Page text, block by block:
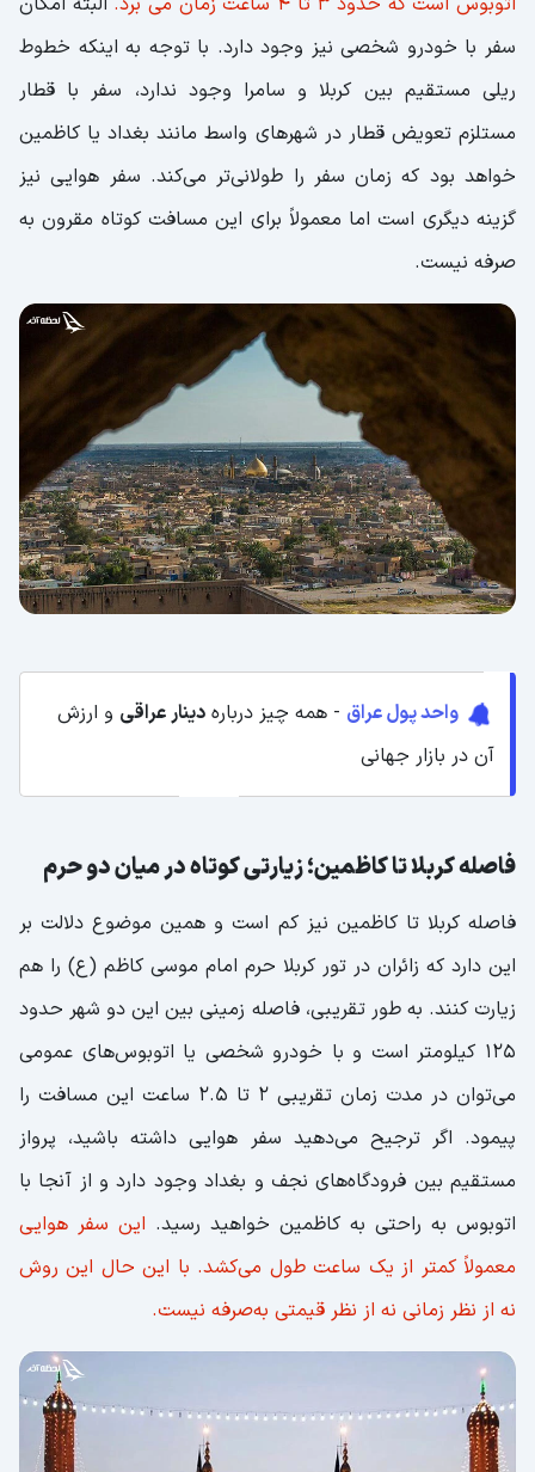
سفر با خودرو شخصی نیز وجود دارد. با توجه به اینکه خطوط
ریلی مستقیم بین کربلا و سامرا وجود ندارد، سفر با قطار
مستلزم تعویض قطار در شهرهای واسط مانند بغداد یا کاظمین
خواهد بود که زمان سفر را طولانی‌تر می‌کند. سفر هوایی نیز
گزینه دیگری است اما معمولاً برای این مسافت کوتاه مقرون به
صرفه نیست.
واحد پول عراق - همه چیز درباره دینار عراقی و ارزش
آن در بازار جهانی
فاصله کربلا تا کاظمین؛ زیارتی کوتاه در میان دو حرم
فاصله کربلا تا کاظمین نیز کم است و همین موضوع دلالت بر
این دارد که زائران در تور کربلا حرم امام موسی کاظم (ع) را هم
زیارت کنند. به طور تقریبی، فاصله زمینی بین این دو شهر حدود
125 کیلومتر است و با خودرو شخصی یا اتوبوس‌های عمومی
می‌توان در مدت زمان تقریبی 2 تا 2.5 ساعت این مسافت را
پیمود. اگر ترجیح می‌دهید سفر هوایی داشته باشید، پرواز
مستقیم بین فرودگاه‌های نجف و بغداد وجود دارد و از آنجا با
اتوبوس به راحتی به کاظمین خواهید رسید. این سفر هوایی
معمولاً کمتر از یک ساعت طول می‌کشد. با این حال این روش
نه از نظر زمانی نه از نظر قیمتی به‌صرفه نیست.